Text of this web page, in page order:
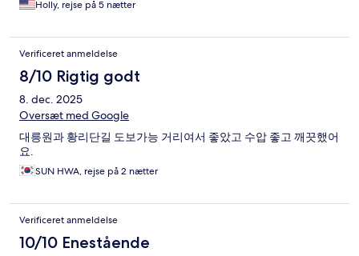
Holly, rejse på 5 nætter
Verificeret anmeldelse
8/10 Rigtig godt
8. dec. 2025
Oversæt med Google
대릉원과 황리단길 도보가능 거리여서 좋았고 수압 좋고 깨끗했어
요.
SUN HWA, rejse på 2 nætter
Verificeret anmeldelse
10/10 Enestående